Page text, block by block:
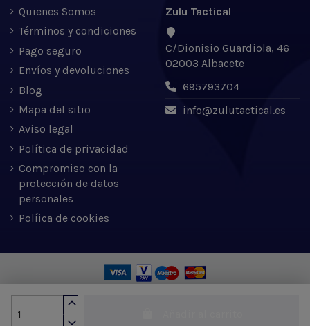
Quienes Somos
Términos y condiciones
Pago seguro
Envíos y devoluciones
Blog
Mapa del sitio
Aviso legal
Política de privacidad
Compromiso con la
protección de datos
personales
Políica de cookies
Zulu Tactical
C/Dionisio Guardiola, 46
02003 Albacete
695793704
info@zulutactical.es
Zulu Tactical S.L. © 2022 | Desarrollado por Expertic